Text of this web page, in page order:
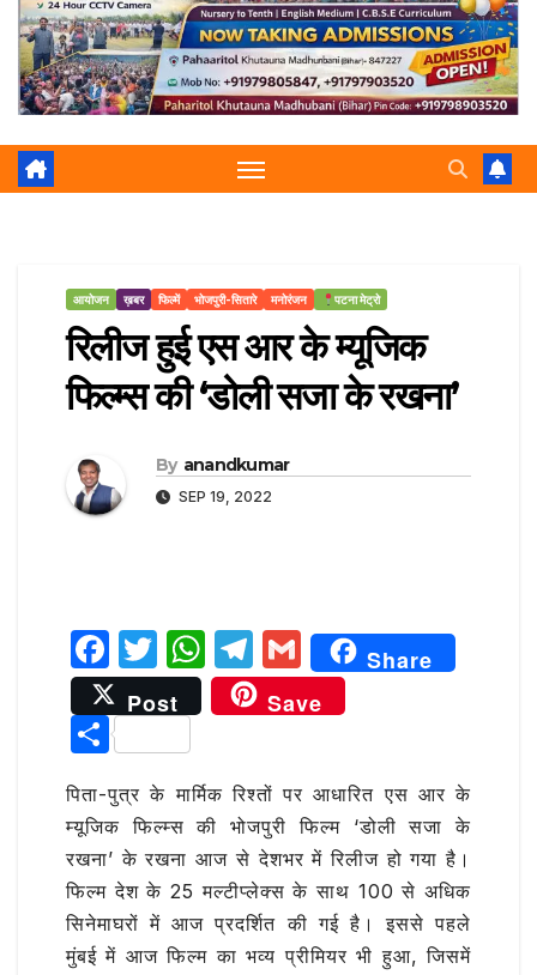
आयोजन ख़बर फिल्में भोजपुरी-सितारे मनोरंजन पटना मेट्रो
रिलीज हुई एस आर के म्यूजिक
फिल्म्स की ‘डोली सजा के रखना’
By anandkumar
SEP 19, 2022
F
a
c
e
b
o
o
k
T
w
it
te
r
W
h
at
A
p
p
T
el
e
ra
m
G
m
ai
Share
Post
Save
S
ar
e
पिता-पुत्र के मार्मिक रिश्तों पर आधारित एस आर के
म्यूजिक फिल्म्स की भोजपुरी फिल्म ‘डोली सजा के
रखना’ के रखना आज से देशभर में रिलीज हो गया है।
फिल्म देश के 25 मल्टीप्लेक्स के साथ 100 से अधिक
सिनेमाघरों में आज प्रदर्शित की गई है। इससे पहले
मुंबई में आज फिल्म का भव्य प्रीमियर भी हुआ, जिसमें
pa
m
e